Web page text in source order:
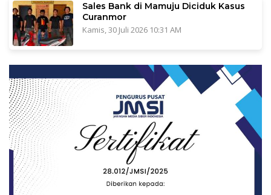
Sales Bank di Mamuju Diciduk Kasus
Curanmor
Kamis, 30 Juli 2026 10:31 AM